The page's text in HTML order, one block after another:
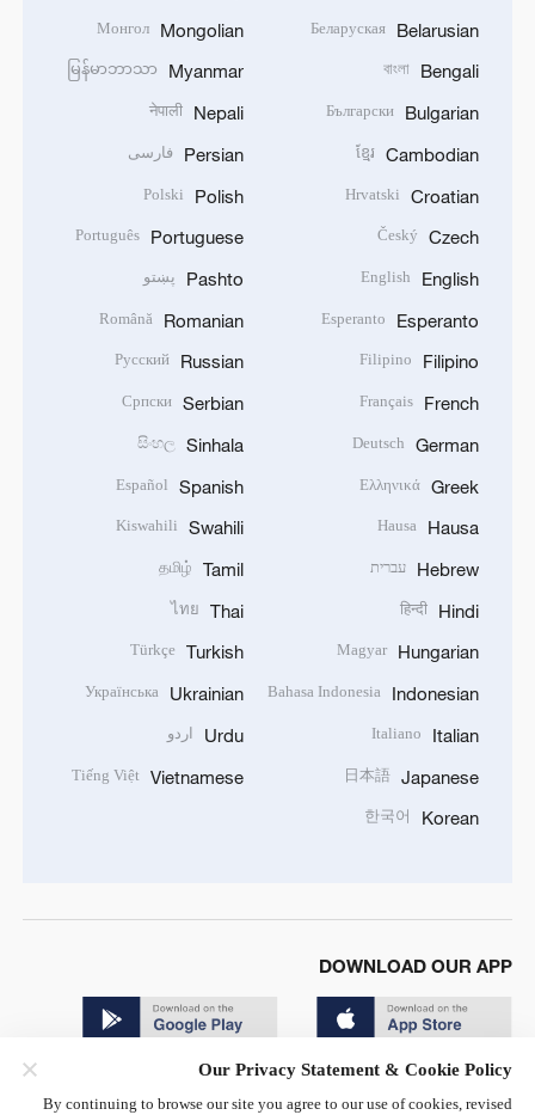
Belarusian
Беларуская
Bengali
বাংলা
Bulgarian
Български
Cambodian
ខ្មែរ
Croatian
Hrvatski
Czech
Český
English
English
Esperanto
Esperanto
Filipino
Filipino
French
Français
German
Deutsch
Greek
Ελληνικά
Hausa
Hausa
Hebrew עברית
Hindi
हिन्दी
Hungarian
Magyar
Indonesian
Bahasa Indonesia
Italian
Italiano
Japanese
日本語
Korean
한국어
Mongolian
Монгол
Myanmar
မြန်မာဘာသာ
Nepali
नेपाली
Persian فارسی
Polish
Polski
Portuguese
Português
Pashto پښتو
Romanian
Română
Russian
Русский
Serbian
Српски
Sinhala
සිංහල
Spanish
Español
Swahili
Kiswahili
Tamil
தமிழ்
Thai
ไทย
Turkish
Türkçe
Ukrainian
Українська
Urdu اردو
Vietnamese
Tiếng Việt
DOWNLOAD OUR APP
Our Privacy Statement & Cookie Policy
By continuing to browse our site you agree to our use of cookies, revised